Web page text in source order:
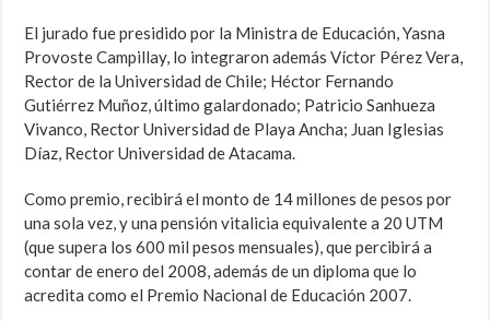
El jurado fue presidido por la Ministra de Educación, Yasna
Provoste Campillay, lo integraron además Víctor Pérez Vera,
Rector de la Universidad de Chile; Héctor Fernando
Gutiérrez Muñoz, último galardonado; Patricio Sanhueza
Vivanco, Rector Universidad de Playa Ancha; Juan Iglesias
Díaz, Rector Universidad de Atacama.
Como premio, recibirá el monto de 14 millones de pesos por
una sola vez, y una pensión vitalicia equivalente a 20 UTM
(que supera los 600 mil pesos mensuales), que percibirá a
contar de enero del 2008, además de un diploma que lo
acredita como el Premio Nacional de Educación 2007.